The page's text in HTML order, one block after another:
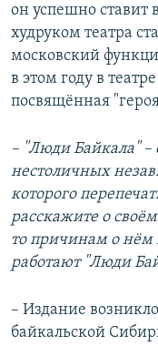
он успешно ставит
худруком театра
московский
в этом году в
посвящённая
– "Люди Байкала "–
нестоличных
которого
расскажите о
то причинам о нём
работают "Люди
– Издание
байкальской